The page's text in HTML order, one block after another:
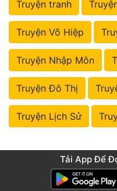
Truyện tranh
Truyện Võ Hiệp
Truyện Nhập Môn
Truyện Đô Thị
Truyện Lịch Sử
Tải App Để